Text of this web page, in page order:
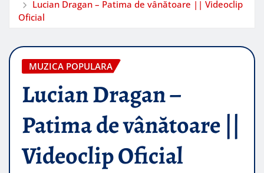
Lucian Dragan – Patima de vânătoare || Videoclip
Oficial
MUZICA POPULARA
Lucian Dragan –
Patima de vânătoare ||
Videoclip Oficial